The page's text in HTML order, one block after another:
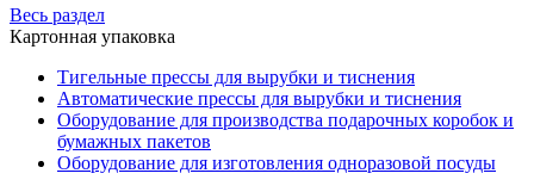
Весь раздел
Картонная упаковка
Тигельные прессы для вырубки и тиснения
Автоматические прессы для вырубки и тиснения
Оборудование для производства подарочных коробок и
бумажных пакетов
Оборудование для изготовления одноразовой посуды